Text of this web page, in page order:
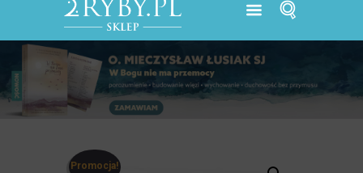
Promocja!